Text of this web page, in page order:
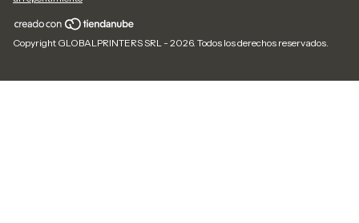
Copyright GLOBALPRINTERS SRL - 2026. Todos los derechos reservados.